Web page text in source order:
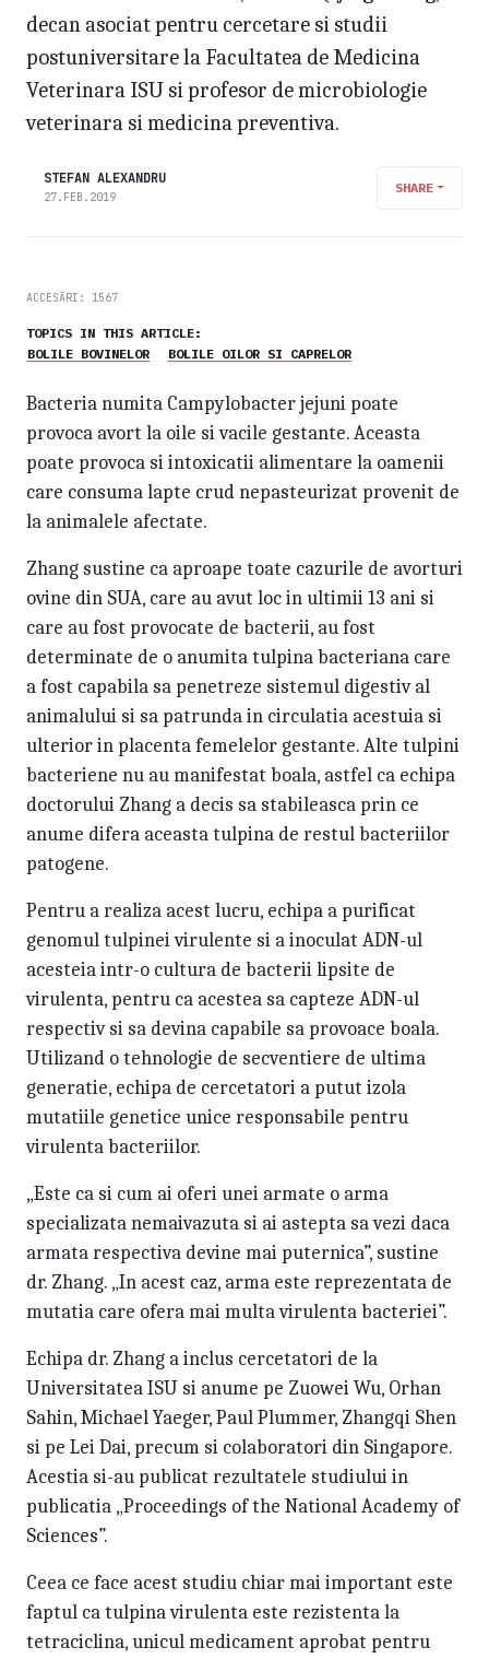
decan asociat pentru cercetare si studii
postuniversitare la Facultatea de Medicina
Veterinara ISU si profesor de microbiologie
veterinara si medicina preventiva.
STEFAN ALEXANDRU
27.FEB.2019
SHARE
ACCESĂRI: 1567
TOPICS IN THIS ARTICLE:
BOLILE BOVINELOR
BOLILE OILOR SI CAPRELOR
Bacteria numita Campylobacter jejuni poate
provoca avort la oile si vacile gestante. Aceasta
poate provoca si intoxicatii alimentare la oamenii
care consuma lapte crud nepasteurizat provenit de
la animalele afectate.
Zhang sustine ca aproape toate cazurile de avorturi
ovine din SUA, care au avut loc in ultimii 13 ani si
care au fost provocate de bacterii, au fost
determinate de o anumita tulpina bacteriana care
a fost capabila sa penetreze sistemul digestiv al
animalului si sa patrunda in circulatia acestuia si
ulterior in placenta femelelor gestante. Alte tulpini
bacteriene nu au manifestat boala, astfel ca echipa
doctorului Zhang a decis sa stabileasca prin ce
anume difera aceasta tulpina de restul bacteriilor
patogene.
Pentru a realiza acest lucru, echipa a purificat
genomul tulpinei virulente si a inoculat ADN-ul
acesteia intr-o cultura de bacterii lipsite de
virulenta, pentru ca acestea sa capteze ADN-ul
respectiv si sa devina capabile sa provoace boala.
Utilizand o tehnologie de secventiere de ultima
generatie, echipa de cercetatori a putut izola
mutatiile genetice unice responsabile pentru
virulenta bacteriilor.
„Este ca si cum ai oferi unei armate o arma
specializata nemaivazuta si ai astepta sa vezi daca
armata respectiva devine mai puternica”, sustine
dr. Zhang. „In acest caz, arma este reprezentata de
mutatia care ofera mai multa virulenta bacteriei”.
Echipa dr. Zhang a inclus cercetatori de la
Universitatea ISU si anume pe Zuowei Wu, Orhan
Sahin, Michael Yaeger, Paul Plummer, Zhangqi Shen
si pe Lei Dai, precum si colaboratori din Singapore.
Acestia si-au publicat rezultatele studiului in
publicatia „Proceedings of the National Academy of
Sciences”.
Ceea ce face acest studiu chiar mai important este
faptul ca tulpina virulenta este rezistenta la
tetraciclina, unicul medicament aprobat pentru